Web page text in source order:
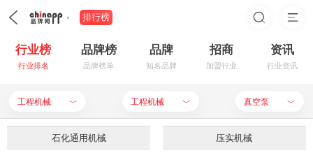
排行榜
行业榜
行业排名
品牌榜
品牌榜单
品牌
知名品牌
招商
加盟行业
资讯
行业资讯
工程机械 ﹀ 工程机械 ﹀ 真空泵 ﹀
装修建材 餐饮行业
环保机械 工程机械
石化通用机械 压实机械